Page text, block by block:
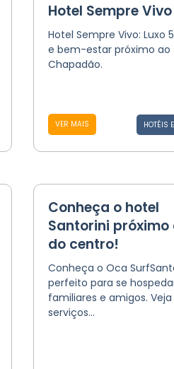
Hotel Sempre Vivo
Hotel Sempre Vivo: Luxo
e bem-estar próximo ao
Chapadão.
VER MAIS HOTÉIS
Conheça o hotel
Santorini
do centro!
Conheça o Oca
perfeito para se
familiares e amigos. Veja
serviços...